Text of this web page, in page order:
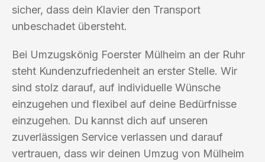
sicher, dass dein Klavier den Transport
unbeschadet übersteht.
Bei Umzugskönig Foerster Mülheim an der Ruhr
steht Kundenzufriedenheit an erster Stelle. Wir
sind stolz darauf, auf individuelle Wünsche
einzugehen und flexibel auf deine Bedürfnisse
einzugehen. Du kannst dich auf unseren
zuverlässigen Service verlassen und darauf
vertrauen, dass wir deinen Umzug von Mülheim